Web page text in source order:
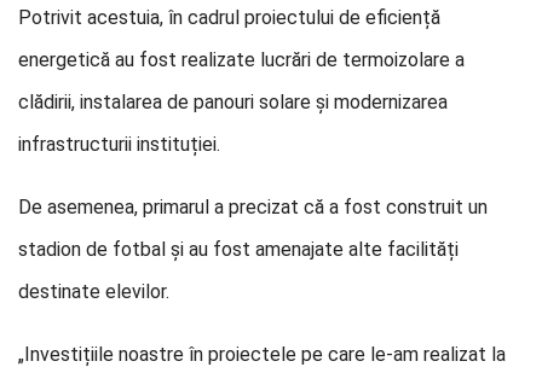
Potrivit acestuia, în cadrul proiectului de eficiență
energetică au fost realizate lucrări de termoizolare a
clădirii, instalarea de panouri solare și modernizarea
infrastructurii instituției.
De asemenea, primarul a precizat că a fost construit un
stadion de fotbal și au fost amenajate alte facilități
destinate elevilor.
„Investițiile noastre în proiectele pe care le-am realizat la